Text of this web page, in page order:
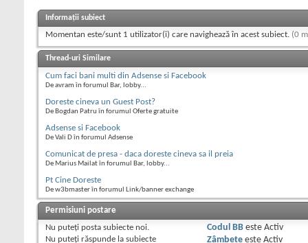
Informații subiect
Momentan este/sunt 1 utilizator(i) care navighează în acest subiect. (0
Thread-uri Similare
Cum faci bani multi din Adsense si Facebook
De avram în forumul Bar, lobby...
Doreste cineva un Guest Post?
De Bogdan Patru în forumul Oferte gratuite
Adsense si Facebook
De Vali D în forumul Adsense
Comunicat de presa - daca doreste cineva sa il preia
De Marius Mailat în forumul Bar, lobby...
Pt Cine Doreste
De w3bmaster în forumul Link/banner exchange
Permisiuni postare
Nu puteţi posta subiecte noi.
Nu puteţi răspunde la subiecte
Codul BBeste Activ
Zâmbeteeste Activ